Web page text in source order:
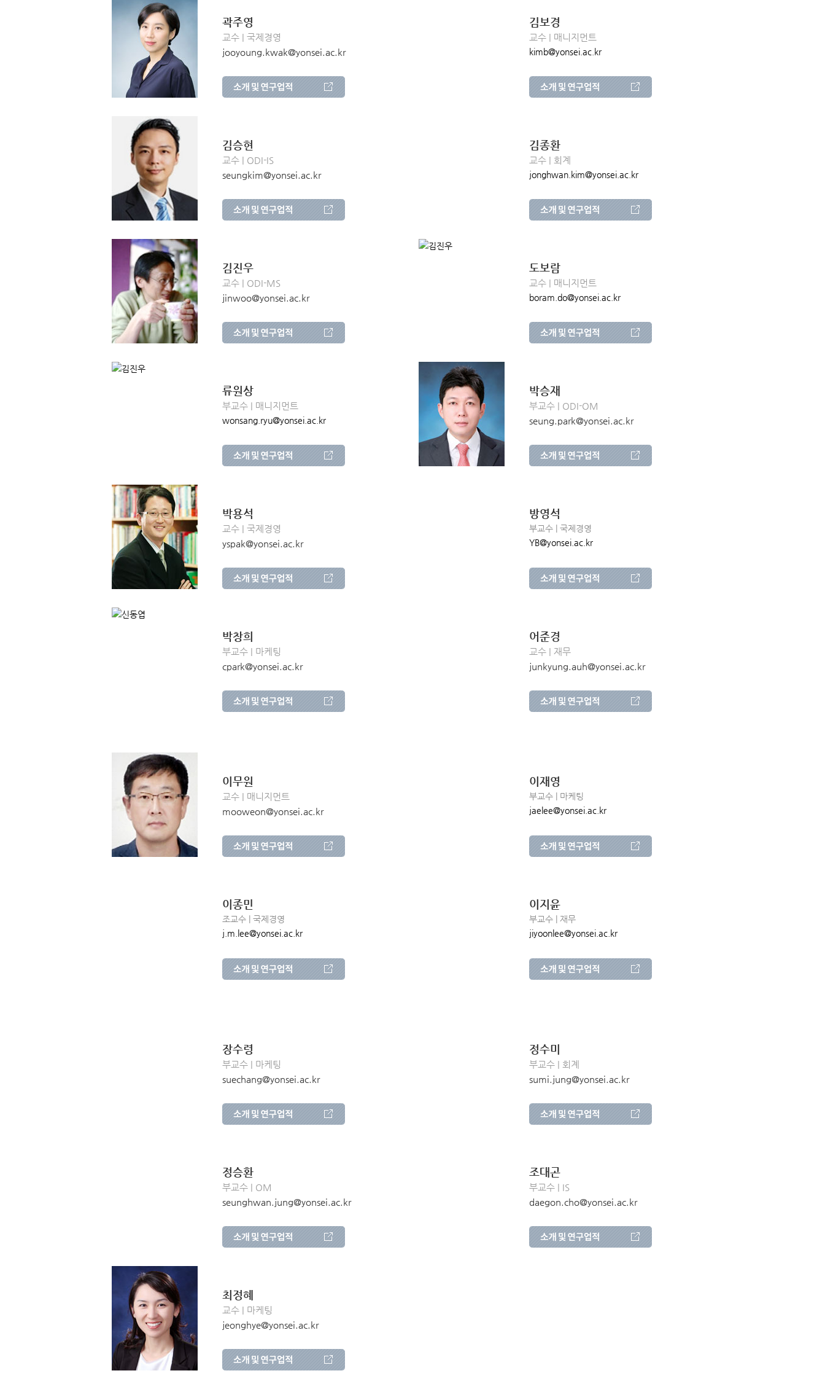
곽주영
교수 | 국제경영
jooyoung.kwak@yonsei.ac.kr
김보경
교수 | 매니지먼트
kimb@yonsei.ac.kr
김승현
교수 | ODI-IS
seungkim@yonsei.ac.kr
김종환
교수 | 회계
jonghwan.kim@yonsei.ac.kr
김진우
교수 | ODI-MS
jinwoo@yonsei.ac.kr
도보람
교수 | 매니지먼트
boram.do@yonsei.ac.kr
류원상
부교수 | 매니지먼트
wonsang.ryu@yonsei.ac.kr
박승재
부교수 | ODI-OM
seung.park@yonsei.ac.kr
박용석
교수 | 국제경영
yspak@yonsei.ac.kr
방영석
부교수 | 국제경영
YB@yonsei.ac.kr
박창희
부교수 | 마케팅
cpark@yonsei.ac.kr
어준경
교수 | 재무
junkyung.auh@yonsei.ac.kr
이무원
교수 | 매니지먼트
mooweon@yonsei.ac.kr
이재영
부교수 | 마케팅
jaelee@yonsei.ac.kr
이종민
조교수 | 국제경영
j.m.lee@yonsei.ac.kr
이지윤
부교수 | 재무
jiyoonlee@yonsei.ac.kr
장수령
부교수 | 마케팅
suechang@yonsei.ac.kr
정수미
부교수 | 회계
sumi.jung@yonsei.ac.kr
정승환
부교수 | OM
seunghwan.jung@yonsei.ac.kr
조대곤
부교수 | IS
daegon.cho@yonsei.ac.kr
최정혜
교수 | 마케팅
jeonghye@yonsei.ac.kr